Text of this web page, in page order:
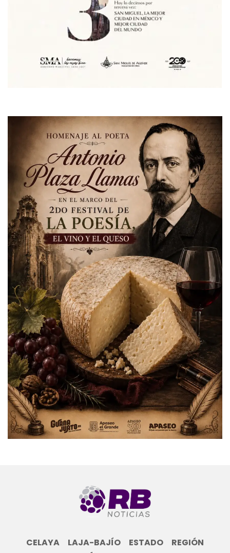
CELAYA LAJA-BAJÍO ESTADO
REGIÓN